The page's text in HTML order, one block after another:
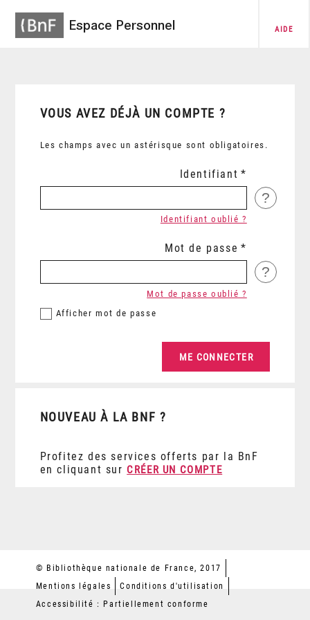
Espace Personnel AIDE
VOUS AVEZ DÉJÀ UN COMPTE ?
Les champs avec un astérisque sont obligatoires.
Identifiant
?
Identifiant oublié ?
Mot de passe
?
Afficher mot de passe
Mot de passe oublié ?
NOUVEAU À LA BNF ?
Profitez des services offerts par la BnF
en cliquant sur CRÉER UN COMPTE
© Bibliothèque nationale de France, 2017
Mentions légales
Conditions d'utilisation
Accessibilité : Partiellement conforme